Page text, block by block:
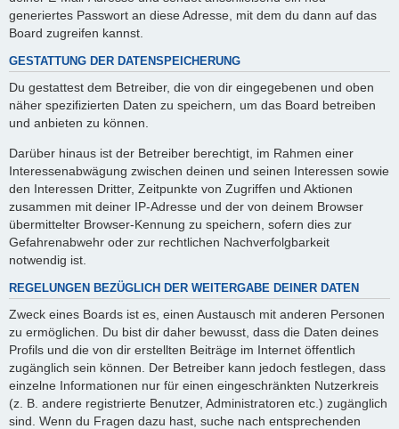
generiertes Passwort an diese Adresse, mit dem du dann auf das
Board zugreifen kannst.
GESTATTUNG DER DATENSPEICHERUNG
Du gestattest dem Betreiber, die von dir eingegebenen und oben
näher spezifizierten Daten zu speichern, um das Board betreiben
und anbieten zu können.
Darüber hinaus ist der Betreiber berechtigt, im Rahmen einer
Interessenabwägung zwischen deinen und seinen Interessen sowie
den Interessen Dritter, Zeitpunkte von Zugriffen und Aktionen
zusammen mit deiner IP-Adresse und der von deinem Browser
übermittelter Browser-Kennung zu speichern, sofern dies zur
Gefahrenabwehr oder zur rechtlichen Nachverfolgbarkeit
notwendig ist.
REGELUNGEN BEZÜGLICH DER WEITERGABE DEINER DATEN
Zweck eines Boards ist es, einen Austausch mit anderen Personen
zu ermöglichen. Du bist dir daher bewusst, dass die Daten deines
Profils und die von dir erstellten Beiträge im Internet öffentlich
zugänglich sein können. Der Betreiber kann jedoch festlegen, dass
einzelne Informationen nur für einen eingeschränkten Nutzerkreis
(z. B. andere registrierte Benutzer, Administratoren etc.) zugänglich
sind. Wenn du Fragen dazu hast, suche nach entsprechenden